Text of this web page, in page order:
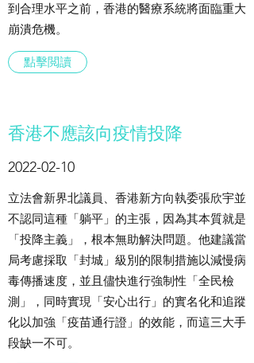
到合理水平之前，香港的醫療系統將面臨重大
崩潰危機。
點擊閲讀
香港不應該向疫情投降
2022-02-10
立法會新界北議員、香港新方向執委張欣宇並
不認同這種「躺平」的主張，因為其本質就是
「投降主義」，根本無助解決問題。他建議當
局考慮採取「封城」級別的限制措施以減慢病
毒傳播速度，並且儘快進行強制性「全民檢
測」，同時實現「安心出行」的實名化和追蹤
化以加強「疫苗通行證」的效能，而這三大手
段缺一不可。